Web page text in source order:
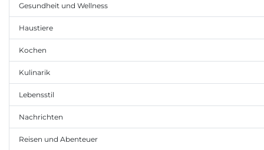
Gesundheit und Wellness
Haustiere
Kochen
Kulinarik
Lebensstil
Nachrichten
Reisen und Abenteuer